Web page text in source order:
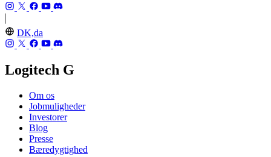
DK,da
Logitech G
Om os
Jobmuligheder
Investorer
Blog
Presse
Bæredygtighed